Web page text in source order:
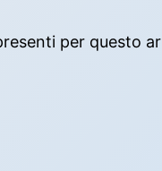
per questo